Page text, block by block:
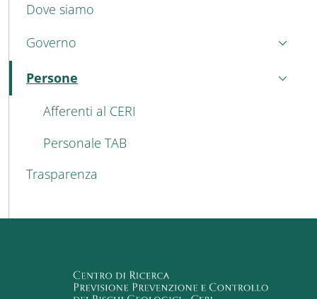
Dove siamo
Governo
Persone
Attivo
Afferenti al CERI
Personale TAB
Trasparenza